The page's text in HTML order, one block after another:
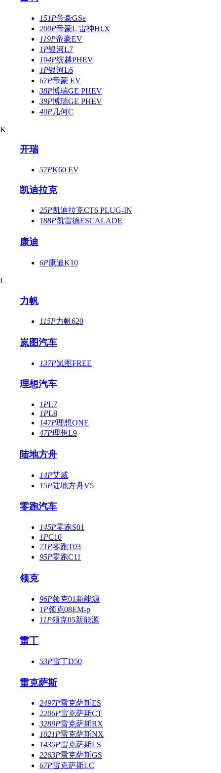
151P帝豪GSe
200P帝豪L 雷神Hi.X
119P帝豪EV
1P银河L7
104P缤越PHEV
1P银河L6
67P帝豪 EV
38P博瑞GE PHEV
39P博瑞GE PHEV
40P几何C
K
开瑞
57PK60 EV
凯迪拉克
25P凯迪拉克CT6 PLUG-IN
188P凯雷德ESCALADE
康迪
6P康迪K10
L
力帆
115P力帆620
岚图汽车
137P岚图FREE
理想汽车
1PL7
1PL8
147P理想ONE
47P理想L9
陆地方舟
14P艾威
15P陆地方舟V5
零跑汽车
145P零跑S01
1PC10
71P零跑T03
95P零跑C11
领克
96P领克01新能源
1P领克08EM-p
11P领克05新能源
雷丁
53P雷丁D50
雷克萨斯
2497P雷克萨斯ES
2206P雷克萨斯CT
3289P雷克萨斯RX
1021P雷克萨斯NX
1435P雷克萨斯LS
2263P雷克萨斯GS
67P雷克萨斯LC